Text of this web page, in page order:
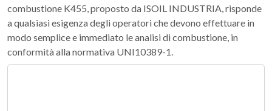
combustione K455, proposto da ISOIL INDUSTRIA, risponde
a qualsiasi esigenza degli operatori che devono effettuare in
modo semplice e immediato le analisi di combustione, in
conformità alla normativa UNI10389-1.